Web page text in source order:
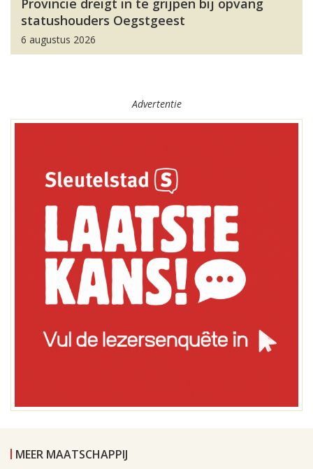
Provincie dreigt in te grijpen bij opvang
statushouders Oegstgeest
6 augustus 2026
Advertentie
MEER MAATSCHAPPIJ